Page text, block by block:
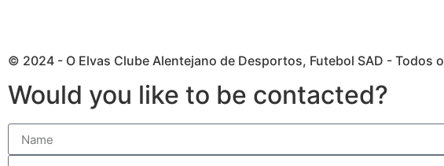
© 2024 - O Elvas Clube Alentejano de Desportos, Futebol SAD - Todos
Would you like to be contacted?